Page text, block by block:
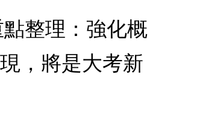
整理：強化概
，將是大考新